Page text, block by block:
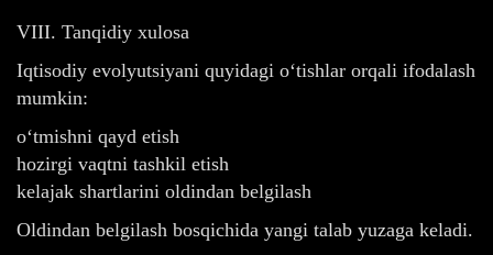
VIII. Tanqidiy xulosa
Iqtisodiy evolyutsiyani quyidagi o‘tishlar orqali ifodalash
mumkin:
o‘tmishni qayd etish
hozirgi vaqtni tashkil etish
kelajak shartlarini oldindan belgilash
Oldindan belgilash bosqichida yangi talab yuzaga keladi.